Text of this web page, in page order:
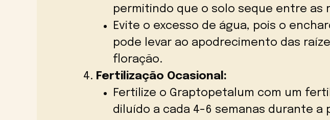
permitindo que o solo seque entre as
Evite o excesso de água, pois o
pode levar ao apodrecimento das
floração.
Fertilização Ocasional:
Fertilize o Graptopetalum com um
diluído a cada 4-6 semanas durante a